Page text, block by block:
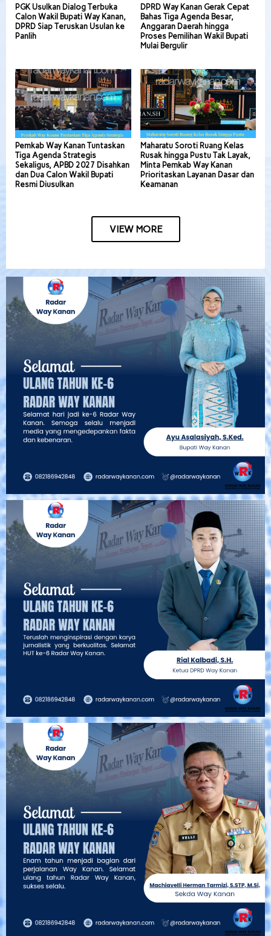
PGK Usulkan Dialog Terbuka
Calon Wakil Bupati Way Kanan,
DPRD Siap Teruskan Usulan ke
Panlih
DPRD Way Kanan Gerak Cepat
Bahas Tiga Agenda Besar,
Anggaran Daerah hingga
Proses Pemilihan Wakil Bupati
Mulai Bergulir
Pemkab Way Kanan Tuntaskan
Tiga Agenda Strategis
Sekaligus, APBD 2027 Disahkan
dan Dua Calon Wakil Bupati
Resmi Diusulkan
Maharatu Soroti Ruang Kelas
Rusak hingga Pustu Tak Layak,
Minta Pemkab Way Kanan
Prioritaskan Layanan Dasar dan
Keamanan
VIEW MORE